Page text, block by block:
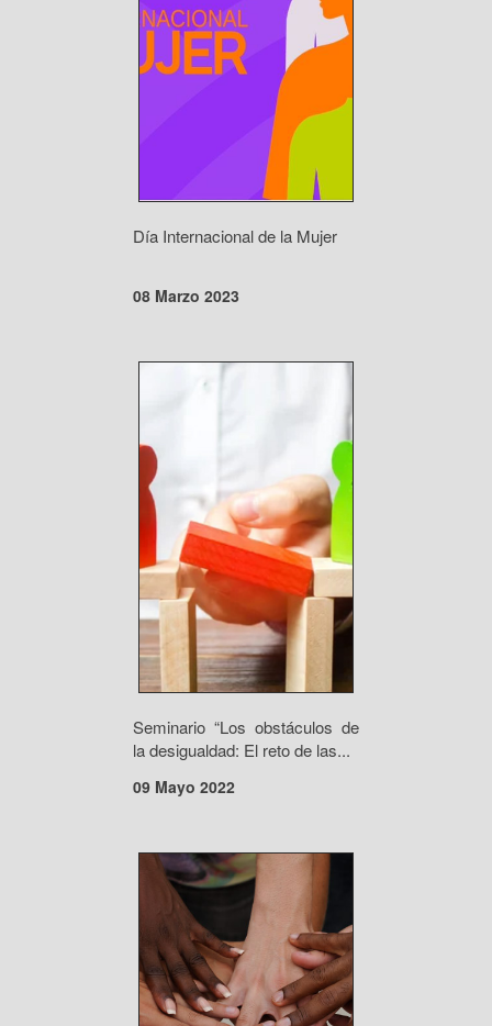
Día Internacional de la Mujer
08 Marzo 2023
Seminario “Los obstáculos de
la desigualdad: El reto de las...
09 Mayo 2022